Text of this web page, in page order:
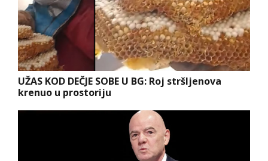
UŽAS KOD DEČJE SOBE U BG: Roj stršljenova
krenuo u prostoriju